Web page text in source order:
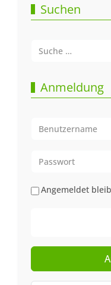
Suchen
Anmeldung
Angemeldet